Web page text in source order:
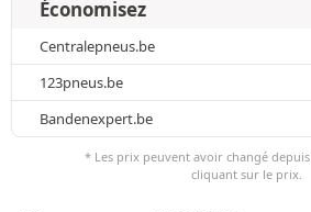
Économisez
Centralepneus.be
123pneus.be
Bandenexpert.be
* Les prix peuvent avoir changé
cliquant sur le prix.